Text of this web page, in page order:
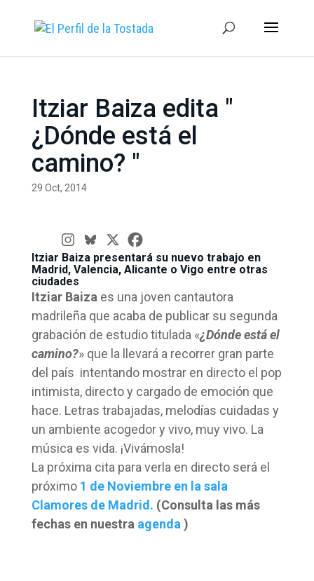
Itziar Baiza edita "
¿Dónde está el
camino? "
29 Oct, 2014
Itziar Baiza presentará su nuevo trabajo en
Madrid, Valencia, Alicante o Vigo entre otras
ciudades
Itziar Baiza es una joven cantautora
madrileña que acaba de publicar su segunda
grabación de estudio titulada «¿Dónde está el
camino?» que la llevará a recorrer gran parte
del país intentando mostrar en directo el pop
intimista, directo y cargado de emoción que
hace. Letras trabajadas, melodías cuidadas y
un ambiente acogedor y vivo, muy vivo. La
música es vida. ¡Vivámosla!
La próxima cita para verla en directo será el
próximo 1 de Noviembre en la sala
Clamores de Madrid. (Consulta las más
fechas en nuestra agenda )